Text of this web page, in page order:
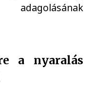
a nyaralás